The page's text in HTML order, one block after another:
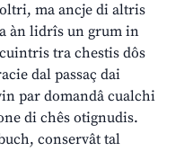
ma ancje di altris
àn lidrîs un grum in
tra chestis dôs
dal passaç dai
par domandâ cualchi
di chês otignudis.
conservât tal